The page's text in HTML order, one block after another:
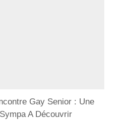
Gay Senior : Une
A Découvrir